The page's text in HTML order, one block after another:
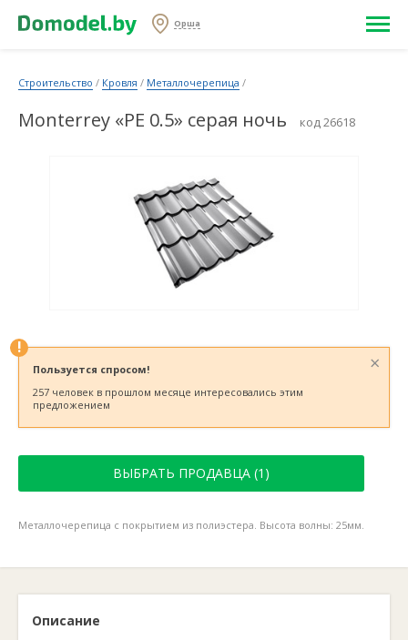
Орша
Строительство / Кровля / Металлочерепица /
Monterrey «PE 0.5» серая ночь код 26618
!
×
Пользуется спросом!
257 человек в прошлом месяце интересовались этим
предложением
ВЫБРАТЬ ПРОДАВЦА (1)
Металлочерепица с покрытием из полиэстера. Высота волны: 25мм.
Описание